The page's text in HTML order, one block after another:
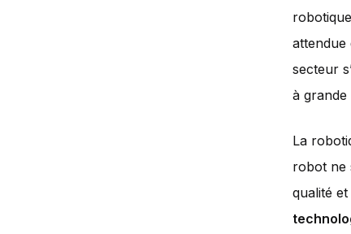
attendue
secteur
à grande
La
robot ne
qualité